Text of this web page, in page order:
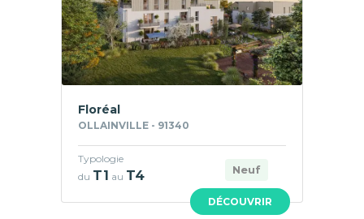
DÉCOUVRIR
Floréal
OLLAINVILLE - 91340
Neuf
Typologie
du T1 au T4